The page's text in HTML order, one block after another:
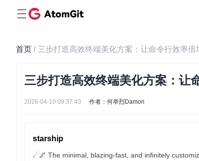
首页 / 三步打造高效终端美化方案：让命令行效率
三步打造高效终端美化方案：让
2026-04-10 09:37:43 作者：何举烈Damon
starship
☄🌌️ The minimal, blazing-fast, and infinitely